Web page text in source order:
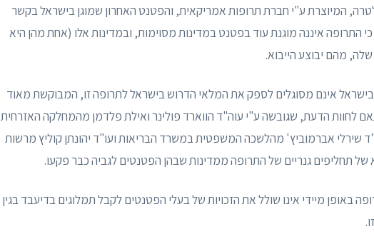
המיוצרת ע"י חברת תרופות אמריקאית, והפטנט האחרון שמוגן בישראל בקשר
זו יפקע רק בשנת 2024. יצוין כי התרופה איננה מוגנת עוד בפטנט במדינות מסוימות, ובמדינות אלו (אחת מהן היא
שלה, מהם יבוצע הייבוא.
אינם מסוגלים לספק את המלאי הדרוש בישראל לתרופה זו, המבוקשת מאוד
לחוות הדעת, שגובשה ע"י עוה"ד הווארד פולינר ואילת פלדמן מהמחלקה האזרחית
שירלי אברמוביץ' מהלשכה המשפטית במשרד הבריאות ועו"ד יהונתן קוליץ מרשות
תחליפים גנריים של התרופה ממדינות שבהן הפטנטים לגביה כבר פקעו.
באופן מיידי אינו שולל את הזכויות של בעלי הפטנטים לקבל תמלוגים בדיעבד בגין